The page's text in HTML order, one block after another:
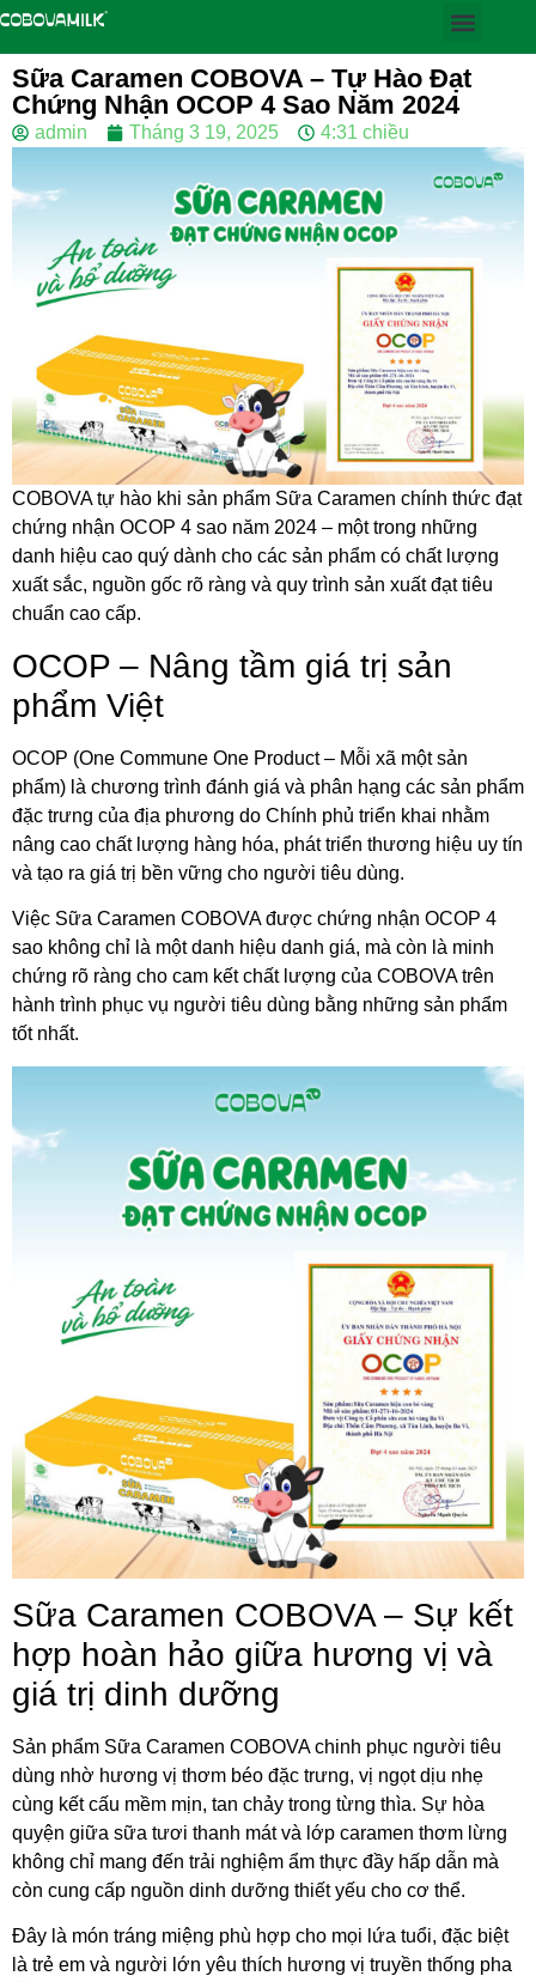
Sữa Caramen COBOVA – Tự Hào Đạt
Chứng Nhận OCOP 4 Sao Năm 2024
admin Tháng 3 19, 2025 4:31 chiều
COBOVA tự hào khi sản phẩm Sữa Caramen chính thức đạt
chứng nhận OCOP 4 sao năm 2024 – một trong những
danh hiệu cao quý dành cho các sản phẩm có chất lượng
xuất sắc, nguồn gốc rõ ràng và quy trình sản xuất đạt tiêu
chuẩn cao cấp.
OCOP – Nâng tầm giá trị sản
phẩm Việt
OCOP (One Commune One Product – Mỗi xã một sản
phẩm) là chương trình đánh giá và phân hạng các sản phẩm
đặc trưng của địa phương do Chính phủ triển khai nhằm
nâng cao chất lượng hàng hóa, phát triển thương hiệu uy tín
và tạo ra giá trị bền vững cho người tiêu dùng.
Việc Sữa Caramen COBOVA được chứng nhận OCOP 4
sao không chỉ là một danh hiệu danh giá, mà còn là minh
chứng rõ ràng cho cam kết chất lượng của COBOVA trên
hành trình phục vụ người tiêu dùng bằng những sản phẩm
tốt nhất.
Sữa Caramen COBOVA – Sự kết
hợp hoàn hảo giữa hương vị và
giá trị dinh dưỡng
Sản phẩm Sữa Caramen COBOVA chinh phục người tiêu
dùng nhờ hương vị thơm béo đặc trưng, vị ngọt dịu nhẹ
cùng kết cấu mềm mịn, tan chảy trong từng thìa. Sự hòa
quyện giữa sữa tươi thanh mát và lớp caramen thơm lừng
không chỉ mang đến trải nghiệm ẩm thực đầy hấp dẫn mà
còn cung cấp nguồn dinh dưỡng thiết yếu cho cơ thể.
Đây là món tráng miệng phù hợp cho mọi lứa tuổi, đặc biệt
là trẻ em và người lớn yêu thích hương vị truyền thống pha